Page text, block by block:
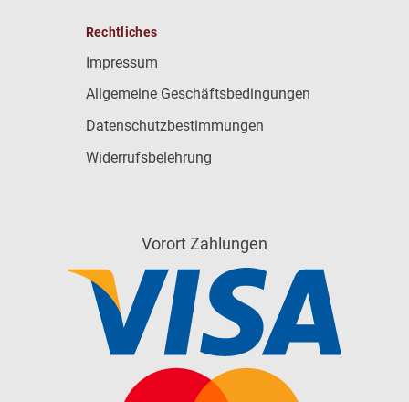
Rechtliches
Impressum
Allgemeine Geschäftsbedingungen
Datenschutzbestimmungen
Widerrufsbelehrung
Vorort Zahlungen